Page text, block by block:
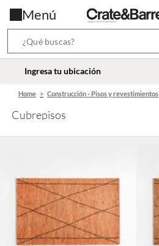
Menú
Bar
location-
Ingresa tu ubicación
Home Construcción - Pisos y revestimientos
Cubrepisos